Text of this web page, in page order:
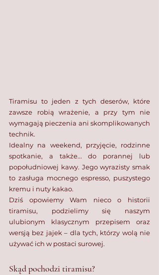
Tiramisu to jeden z tych deserów, które
zawsze robią wrażenie, a przy tym nie
wymagają pieczenia ani skomplikowanych
technik.
Idealny na weekend, przyjęcie, rodzinne
spotkanie, a także... do porannej lub
popołudniowej kawy. Jego wyrazisty smak
to zasługa mocnego espresso, puszystego
kremu i nuty kakao.
Dziś opowiemy Wam nieco o historii
tiramisu, podzielimy się naszym
ulubionym klasycznym przepisem oraz
wersją bez jajek – dla tych, którzy wolą nie
używać ich w postaci surowej.
Skąd pochodzi tiramisu?